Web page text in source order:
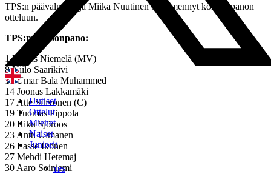
Uutiset
Ottelut
Miehet
Naiset
Juniorit
TPS
TPS:n päävalmentaja Miika Nuutinen on nimennyt kokoonpanon
otteluun.
TPS:n kokoonpano:
1 Matias Niemelä (MV)
8 Niilo Saarikivi
11 Umar Bala Muhammed
14 Joonas Lakkamäki
17 Atte Sihvonen (C)
19 Tuomas Pippola
20 Riku Sjöroos
23 Antti Ulmanen
26 Lasse Ikonen
27 Mehdi Hetemaj
30 Aaro Soiniemi